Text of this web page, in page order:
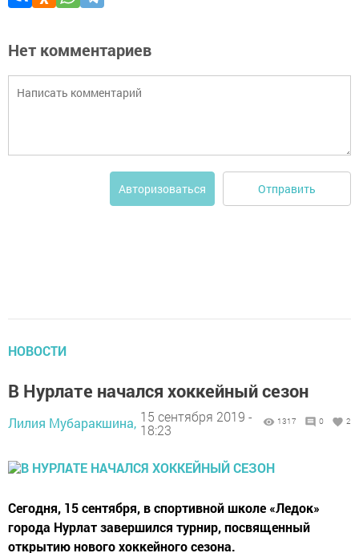
Нет комментариев
Авторизоваться Отправить
НОВОСТИ
В Нурлате начался хоккейный сезон
Лилия Мубаракшина, 15 сентября 2019 -
18:23
1317 0 2
Сегодня, 15 сентября, в спортивной школе «Ледок»
города Нурлат завершился турнир, посвященный
открытию нового хоккейного сезона.